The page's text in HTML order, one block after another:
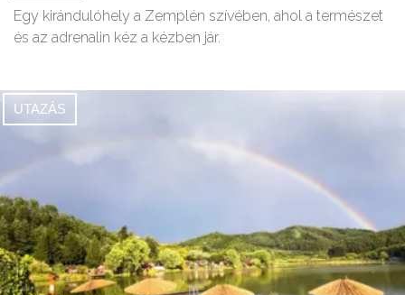
Egy kirándulóhely a Zemplén szívében, ahol a természet
és az adrenalin kéz a kézben jár.
UTAZÁS